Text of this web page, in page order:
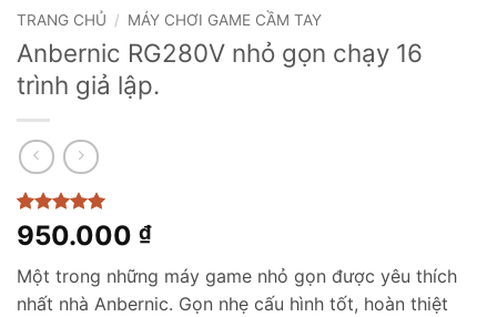
TRANG CHỦ / MÁY CHƠI GAME CẦM TAY
Anbernic RG280V nhỏ gọn chạy 16
trình giả lập.
5trên 5
dựa trên
1
950.000 ₫
Một trong những máy game nhỏ gọn được yêu thích
nhất nhà Anbernic. Gọn nhẹ cấu hình tốt, hoàn thiệt